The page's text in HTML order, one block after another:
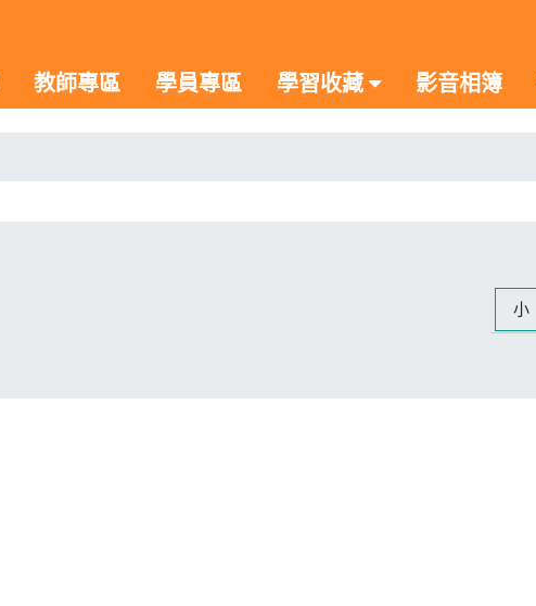
教師專區 學員專區 學習收藏 影音相簿
小